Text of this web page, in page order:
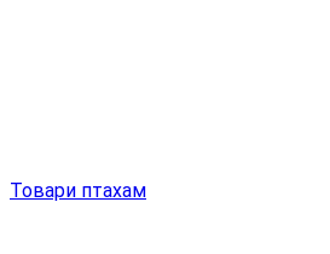
Товари птахам